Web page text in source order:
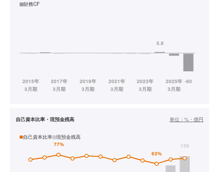
財務CF
自己資本比率・現預金残高 単位： %・億円
自己資本比率 現預金残高